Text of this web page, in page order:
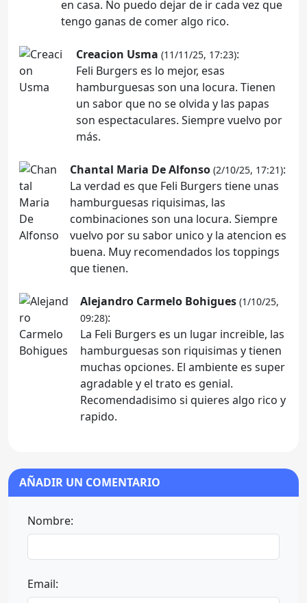
en casa. No puedo dejar de ir cada vez que
tengo ganas de comer algo rico.
Creacion Usma (11/11/25, 17:23):
Feli Burgers es lo mejor, esas
hamburguesas son una locura. Tienen
un sabor que no se olvida y las papas
son espectaculares. Siempre vuelvo por
más.
Chantal Maria De Alfonso (2/10/25, 17:21):
La verdad es que Feli Burgers tiene unas
hamburguesas riquisimas, las
combinaciones son una locura. Siempre
vuelvo por su sabor unico y la atencion es
buena. Muy recomendados los toppings
que tienen.
Alejandro Carmelo Bohigues (1/10/25,
09:28):
La Feli Burgers es un lugar increible, las
hamburguesas son riquisimas y tienen
muchas opciones. El ambiente es super
agradable y el trato es genial.
Recomendadisimo si quieres algo rico y
rapido.
AÑADIR UN COMENTARIO
Nombre:
Email: